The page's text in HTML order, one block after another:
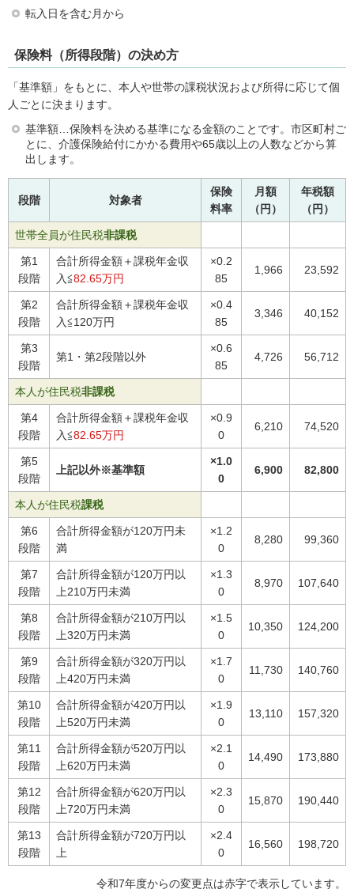
転入日を含む月から
保険料（所得段階）の決め方
「基準額」をもとに、本人や世帯の課税状況および所得に応じて個
人ごとに決まります。
基準額…保険料を決める基準になる金額のことです。市区町村ご
とに、介護保険給付にかかる費用や65歳以上の人数などから算
出します。
段階 対象者
保険
料率
月額
（円）
年税額
（円）
世帯全員が住民税非課税
第1
段階
合計所得金額＋課税年金収
入≦82.65万円
×0.2
85
1,966 23,592
第2
段階
合計所得金額＋課税年金収
入≦120万円
×0.4
85
3,346 40,152
第3
段階
第1・第2段階以外
×0.6
85
4,726 56,712
本人が住民税非課税
第4
段階
合計所得金額＋課税年金収
入≦82.65万円
×0.9
0
6,210 74,520
第5
段階
上記以外※基準額
×1.0
0
6,900 82,800
本人が住民税課税
第6
段階
合計所得金額が120万円未
満
×1.2
0
8,280 99,360
第7
段階
合計所得金額が120万円以
上210万円未満
×1.3
0
8,970 107,640
第8
段階
合計所得金額が210万円以
上320万円未満
×1.5
0
10,350 124,200
第9
段階
合計所得金額が320万円以
上420万円未満
×1.7
0
11,730 140,760
第10
段階
合計所得金額が420万円以
上520万円未満
×1.9
0
13,110 157,320
第11
段階
合計所得金額が520万円以
上620万円未満
×2.1
0
14,490 173,880
第12
段階
合計所得金額が620万円以
上720万円未満
×2.3
0
15,870 190,440
第13
段階
合計所得金額が720万円以
上
×2.4
0
16,560 198,720
令和7年度からの変更点は赤字で表示しています。